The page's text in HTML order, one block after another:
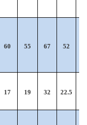
60 55 67 52
17 19 32 22.5